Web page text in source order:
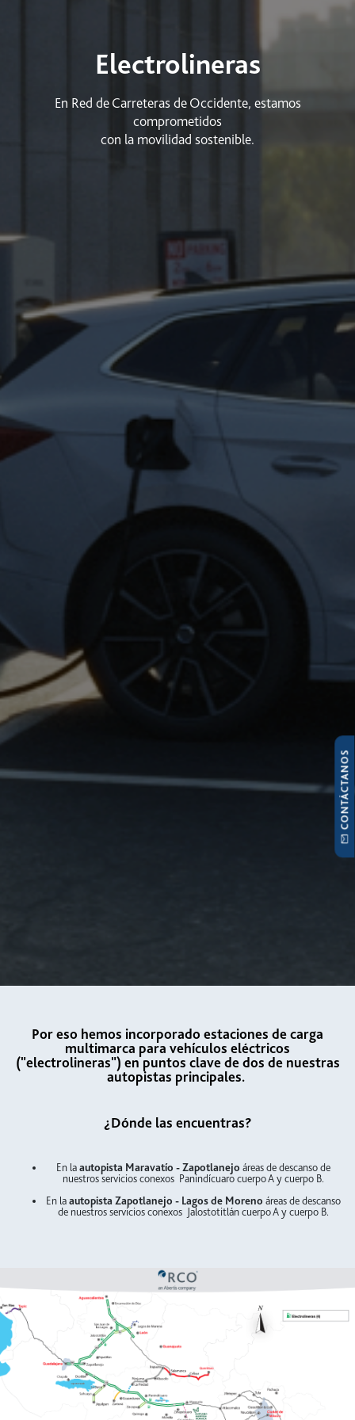
Electrolineras
En Red de Carreteras de Occidente, estamos
comprometidos
con la movilidad sostenible.
Por eso hemos incorporado estaciones de carga
multimarca para vehículos eléctricos
("electrolineras") en puntos clave de dos de nuestras
autopistas principales.
¿Dónde las encuentras?
En laautopista Maravatío - Zapotlanejo áreas de descanso de
nuestros servicios conexos Panindícuaro cuerpo A y cuerpo B.
En laautopista Zapotlanejo - Lagos de Moreno áreas de descanso
de nuestros servicios conexos Jalostotitlán cuerpo A y cuerpo B.
CONTÁCTANOS